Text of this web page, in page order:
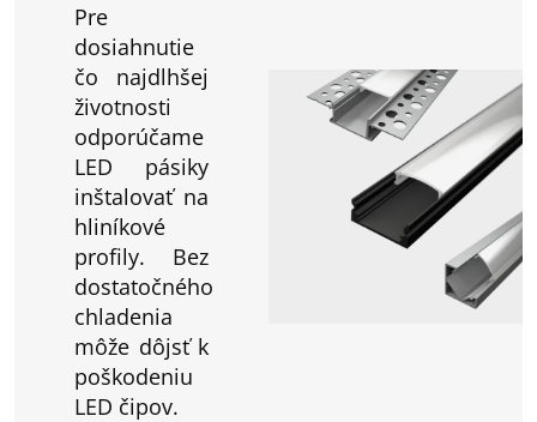
Pre
dosiahnutie
čo najdlhšej
životnosti
odporúčame
LED pásiky
inštalovať na
hliníkové
profily. Bez
dostatočného
chladenia
môže dôjsť k
poškodeniu
LED čipov.